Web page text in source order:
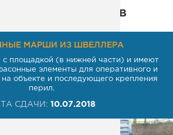
наших проектов
МАРШИ ИЗ ШВЕЛЛЕРА
площадкой (в нижней части) и имеют
элементы для оперативного и
объекте и последующего крепления
перил.
СДАЧИ: 10.07.2018